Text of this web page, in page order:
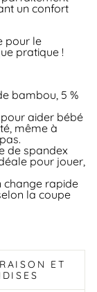
un confort
pour le
pratique !
bambou, 5 %
pour aider bébé
même à
de spandex
pour jouer,
change rapide
la coupe
ET